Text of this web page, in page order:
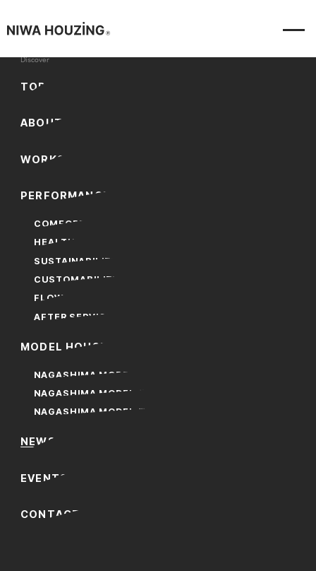
Discover
TOP
ABO UT
WOR KS
PERFORMAN C E
COMFORT
HEALTH
SUSTAINABILITY
CUSTOMABILITY
FLOW
AFTER SERVICE
MOD EL HOU S E
NAGASHIMA MODEL
NAGASHIMA MODEL Ⅱ
NAGASHIMA MODEL Ⅲ
N EWS
EVE NTS
CON TACT
NEWS
新社屋竣工ならびに本社移転のお知らせ
2026/04/30Information
2026/04/23 Information
2026/03/19 Information
2026/02/27 Information
TRY RIVER FESTAに参加します 3月8日(日)・14日(土)
ッドリビング賞」を受賞しました